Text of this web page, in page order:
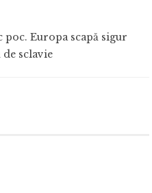
poc. Europa scapă sigur
sclavie